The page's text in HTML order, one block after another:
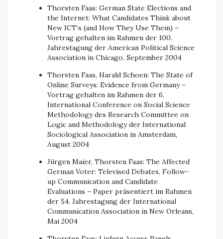
Thorsten Faas: German State Elections and
the Internet: What Candidates Think about
New ICT’s (and How They Use Them) –
Vortrag gehalten im Rahmen der 100.
Jahrestagung der American Political Science
Association in Chicago, September 2004
Thorsten Faas, Harald Schoen: The State of
Online Surveys: Evidence from Germany –
Vortrag gehalten im Rahmen der 6.
International Conference on Social Science
Methodology des Research Committee on
Logic and Methodology der International
Sociological Association in Amsterdam,
August 2004
Jürgen Maier, Thorsten Faas: The Affected
German Voter: Televised Debates, Follow-
up Communication and Candidate
Evaluations – Paper präsentiert im Rahmen
der 54. Jahrestagung der International
Communication Association in New Orleans,
Mai 2004